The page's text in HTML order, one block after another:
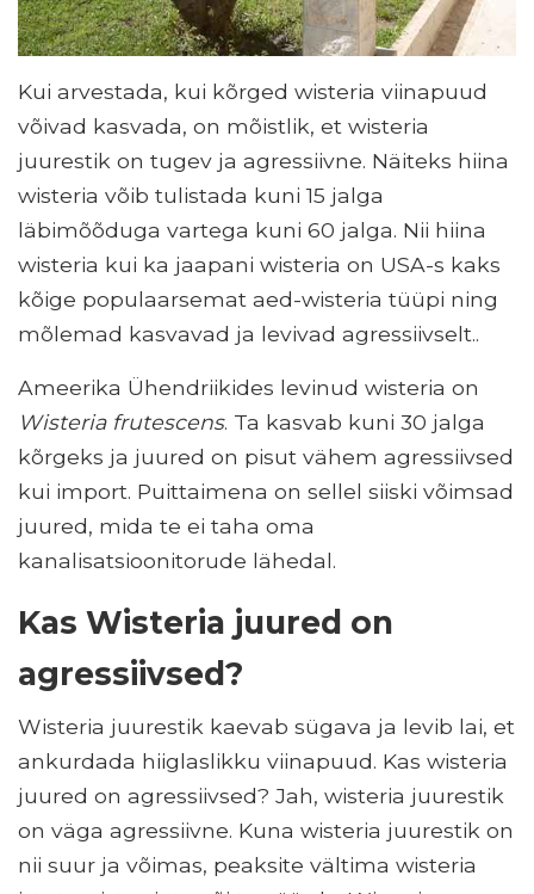
Kui arvestada, kui kõrged wisteria viinapuud
võivad kasvada, on mõistlik, et wisteria
juurestik on tugev ja agressiivne. Näiteks hiina
wisteria võib tulistada kuni 15 jalga
läbimõõduga vartega kuni 60 jalga. Nii hiina
wisteria kui ka jaapani wisteria on USA-s kaks
kõige populaarsemat aed-wisteria tüüpi ning
mõlemad kasvavad ja levivad agressiivselt..
Ameerika Ühendriikides levinud wisteria on
Wisteria frutescens. Ta kasvab kuni 30 jalga
kõrgeks ja juured on pisut vähem agressiivsed
kui import. Puittaimena on sellel siiski võimsad
juured, mida te ei taha oma
kanalisatsioonitorude lähedal.
Kas Wisteria juured on
agressiivsed?
Wisteria juurestik kaevab sügava ja levib lai, et
ankurdada hiiglaslikku viinapuud. Kas wisteria
juured on agressiivsed? Jah, wisteria juurestik
on väga agressiivne. Kuna wisteria juurestik on
nii suur ja võimas, peaksite vältima wisteria